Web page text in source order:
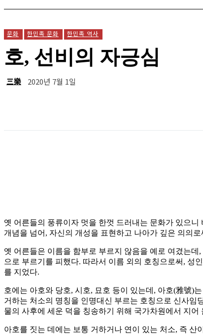
문화 한민족 문화 한민족 역사
호, 선비의 자긍심
三樂 2020년 7월 1일
옛 어른들의 풍류이자 멋을 한껏 드러내는 문화가 있으니
개념을 넘어, 자신의 개성을 표현하고 나아가 깊은 의의
옛 어른들은 이름을 함부로 부르지 않음을 예로 여겼는
으로 부르기를 피했다. 따라서 이름 외의 호칭으로써, 성
를 지었다.
호에는 아호와 당호, 시호, 묘호 등이 있는데, 아호(雅號)는
거하는 처소의 명칭을 인명대신 부르는 호칭으로 신사임
물의 사후에 세운 덕을 칭송하기 위해 국가차원에서 지어
아호를 짓는 데에는 보통 거하거나 연이 있는 처소, 즉